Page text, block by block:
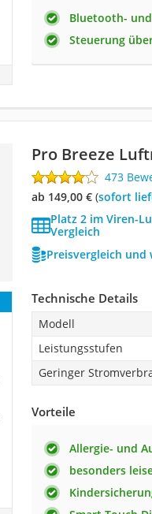
Bluetooth-
Steuerung
Pro Breeze
473
ab 149,00 €( Sofort
Platz 2 im Viren-
Vergleich
Preisvergleich und
Technische Details
Modell
Leistungsstufen
Geringer
Vorteile
Allergie- und
besonders